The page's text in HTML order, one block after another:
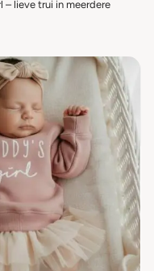
– lieve trui in meerdere